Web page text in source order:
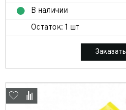
В наличии
Остаток: 1 шт
Заказать